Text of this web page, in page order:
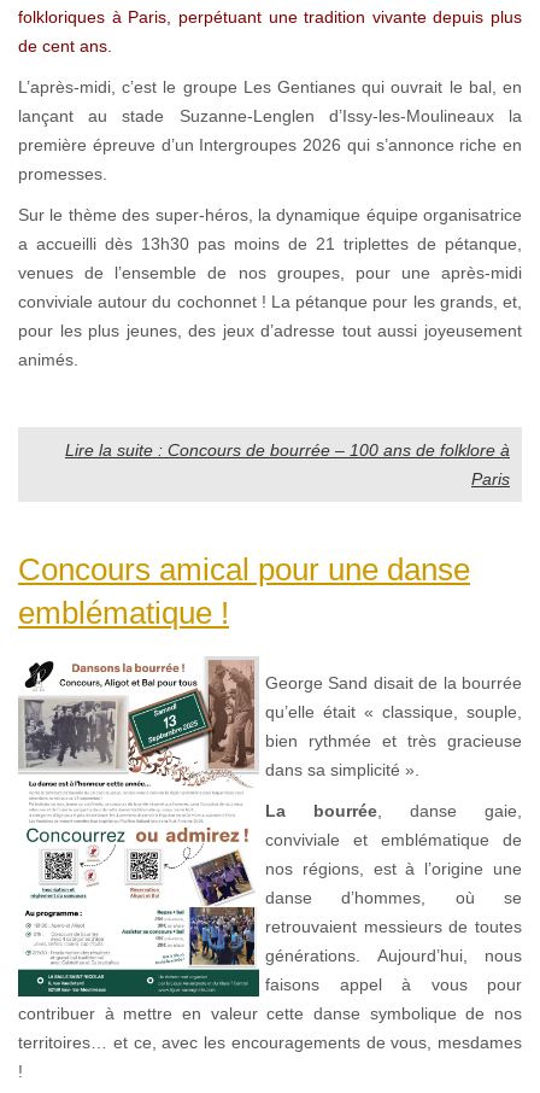
folkloriques à Paris, perpétuant une tradition vivante depuis plus
de cent ans.
L’après-midi, c’est le groupe Les Gentianes qui ouvrait le bal, en
lançant au stade Suzanne-Lenglen d’Issy-les-Moulineaux la
première épreuve d’un Intergroupes 2026 qui s’annonce riche en
promesses.
Sur le thème des super-héros, la dynamique équipe organisatrice
a accueilli dès 13h30 pas moins de 21 triplettes de pétanque,
venues de l’ensemble de nos groupes, pour une après-midi
conviviale autour du cochonnet ! La pétanque pour les grands, et,
pour les plus jeunes, des jeux d’adresse tout aussi joyeusement
animés.
Lire la suite : Concours de bourrée – 100 ans de folklore à
Paris
Concours amical pour une danse
emblématique !
George Sand disait de la bourrée
qu’elle était « classique, souple,
bien rythmée et très gracieuse
dans sa simplicité ».
La bourrée , danse gaie,
conviviale et emblématique de
nos régions, est à l’origine une
danse d’hommes, où se
retrouvaient messieurs de toutes
générations. Aujourd’hui, nous
faisons appel à vous pour
contribuer à mettre en valeur cette danse symbolique de nos
territoires… et ce, avec les encouragements de vous, mesdames
!